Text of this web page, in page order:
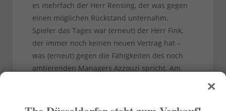
es mehrfach der Herr Rensing, der was gegen
einen möglichen Rückstand unternahm.
Spieler das Tages war (erneut) der Herr Fink,
der immer noch keinen neuen Vertrag hat –
was (erneut) gegen die Fähigkeiten des noch
amtierenden Managers Azzouzi spricht. Am
×